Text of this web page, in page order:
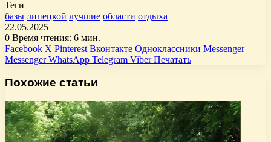
Теги
базы липецкой лучшие области отдыха
22.05.2025
0 Время чтения: 6 мин.
Facebook X Pinterest Вконтакте Одноклассники Messenger
Messenger WhatsApp Telegram Viber Печатать
Похожие статьи